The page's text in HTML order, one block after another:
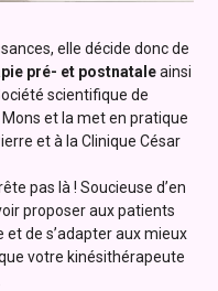
elle décide donc de
pré- et postnatale ainsi
scientifique de
et la met en pratique
et à la Clinique César
pas là ! Soucieuse d’en
proposer aux patients
et de s’adapter aux mieux
votre kinésithérapeute